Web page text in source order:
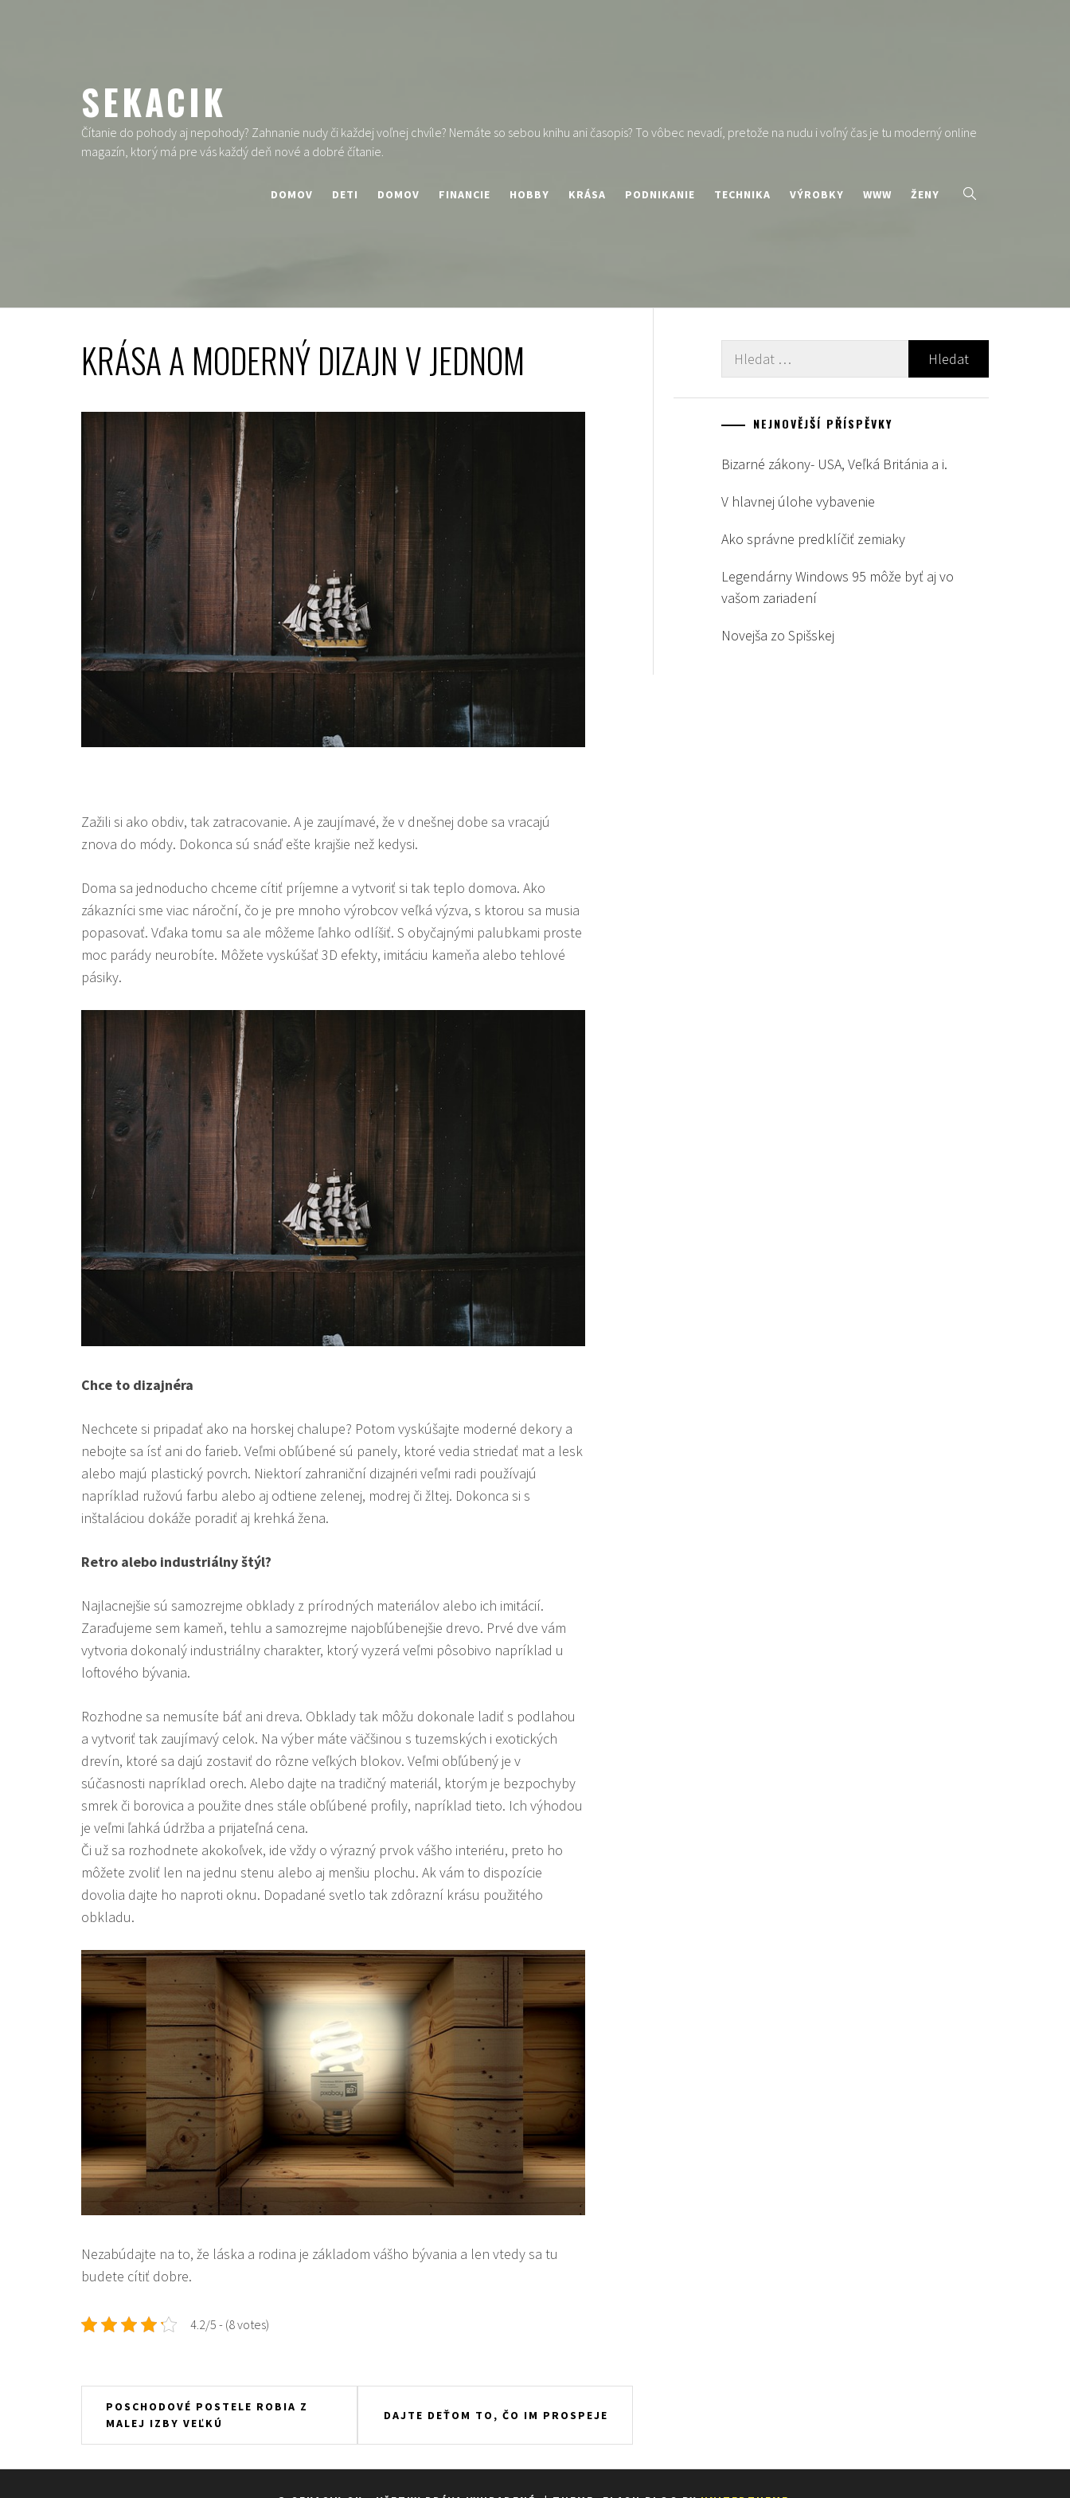
SEKACIK
Čítanie do pohody aj nepohody? Zahnanie nudy či každej voľnej chvíle? Nemáte so sebou knihu ani časopis? To vôbec nevadí, pretože na nudu i voľný čas je tu moderný online
magazín, ktorý má pre vás každý deň nové a dobré čítanie.
DOMOV DETI DOMOV FINANCIE HOBBY KRÁSA PODNIKANIE TECHNIKA VÝROBKY WWW ŽENY
KRÁSA A MODERNÝ DIZAJN V JEDNOM
Zažili si ako obdiv, tak zatracovanie. A je zaujímavé, že v dnešnej dobe sa vracajú
znova do módy. Dokonca sú snáď ešte krajšie než kedysi.
Doma sa jednoducho chceme cítiť príjemne a vytvoriť si tak teplo domova. Ako
zákazníci sme viac nároční, čo je pre mnoho výrobcov veľká výzva, s ktorou sa musia
popasovať. Vďaka tomu sa ale môžeme ľahko odlíšiť. S obyčajnými palubkami proste
moc parády neurobíte. Môžete vyskúšať 3D efekty, imitáciu kameňa alebo tehlové
pásiky.
Chce to dizajnéra
Nechcete si pripadať ako na horskej chalupe? Potom vyskúšajte moderné dekory a
nebojte sa ísť ani do farieb. Veľmi obľúbené sú panely, ktoré vedia striedať mat a lesk
alebo majú plastický povrch. Niektorí zahraniční dizajnéri veľmi radi používajú
napríklad ružovú farbu alebo aj odtiene zelenej, modrej či žltej. Dokonca si s
inštaláciou dokáže poradiť aj krehká žena.
Retro alebo industriálny štýl?
Najlacnejšie sú samozrejme obklady z prírodných materiálov alebo ich imitácií.
Zaraďujeme sem kameň, tehlu a samozrejme najobľúbenejšie drevo. Prvé dve vám
vytvoria dokonalý industriálny charakter, ktorý vyzerá veľmi pôsobivo napríklad u
loftového bývania.
Rozhodne sa nemusíte báť ani dreva. Obklady tak môžu dokonale ladiť s podlahou
a vytvoriť tak zaujímavý celok. Na výber máte väčšinou s tuzemských i exotických
drevín, ktoré sa dajú zostaviť do rôzne veľkých blokov. Veľmi obľúbený je v
súčasnosti napríklad orech. Alebo dajte na tradičný materiál, ktorým je bezpochyby
smrek či borovica a použite dnes stále obľúbené profily, napríklad tieto. Ich výhodou
je veľmi ľahká údržba a prijateľná cena.
Či už sa rozhodnete akokoľvek, ide vždy o výrazný prvok vášho interiéru, preto ho
môžete zvoliť len na jednu stenu alebo aj menšiu plochu. Ak vám to dispozície
dovolia dajte ho naproti oknu. Dopadané svetlo tak zdôrazní krásu použitého
obkladu.
Nezabúdajte na to, že láska a rodina je základom vášho bývania a len vtedy sa tu
budete cítiť dobre.
4.2/5 - (8 votes)
Navigace
pro
příspěvek
POSCHODOVÉ POSTELE ROBIA Z
MALEJ IZBY VEĽKÚ
DAJTE DEŤOM TO, ČO IM PROSPEJE
Vyhledávání
NEJNOVĚJŠÍ PŘÍSPĚVKY
Bizarné zákony- USA, Veľká Británia a i.
V hlavnej úlohe vybavenie
Ako správne predklíčiť zemiaky
Legendárny Windows 95 môže byť aj vo
vašom zariadení
Novejša zo Spišskej